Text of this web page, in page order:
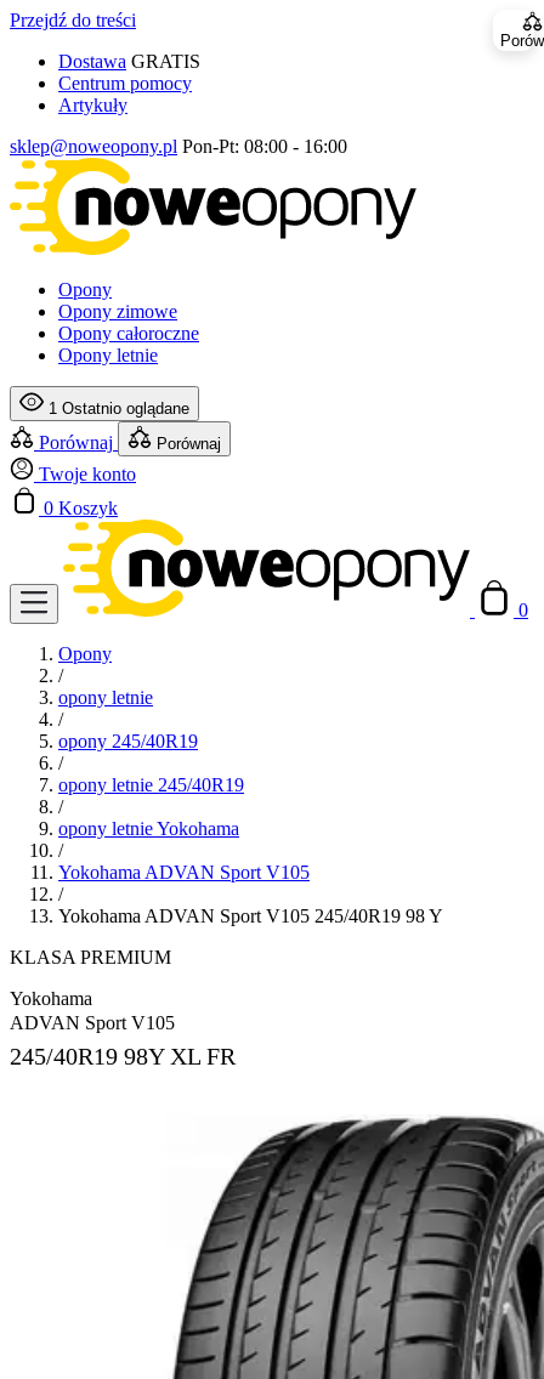
Przejdź do treści
Dostawa GRATIS
Centrum pomocy
Artykuły
sklep@noweopony.pl Pon-Pt: 08:00 - 16:00
Opony
Opony zimowe
Opony całoroczne
Opony letnie
1 Ostatnio oglądane
Porównaj Porównaj
Twoje konto
0 Koszyk
0
Opony
/
opony letnie
/
opony 245/40R19
/
opony letnie 245/40R19
/
opony letnie Yokohama
/
Yokohama ADVAN Sport V105
/
Yokohama ADVAN Sport V105 245/40R19 98 Y
KLASA PREMIUM
Yokohama
ADVAN Sport V105
245/40R19 98Y XL FR